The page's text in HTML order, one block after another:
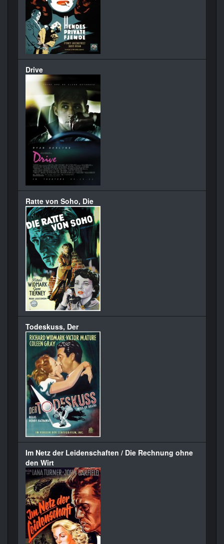
Drive
Ratte von Soho, Die
Todeskuss, Der
Im Netz der Leidenschaften / Die Rechnung ohne
den Wirt